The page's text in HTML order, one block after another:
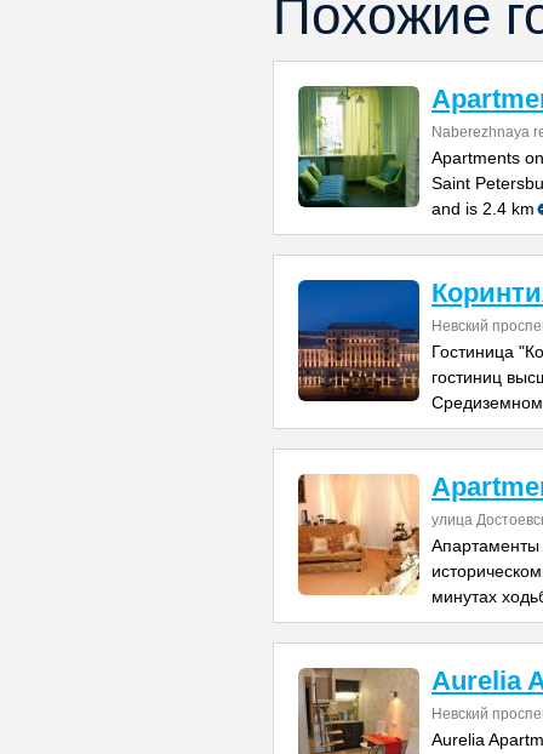
Похожие
Naberezhnaya
Apartments
Saint
and is 2.4 km
Невский
Гостиница
гостиниц
улица
Апартаменты
минутах
Aurelia
Невский
Aurelia